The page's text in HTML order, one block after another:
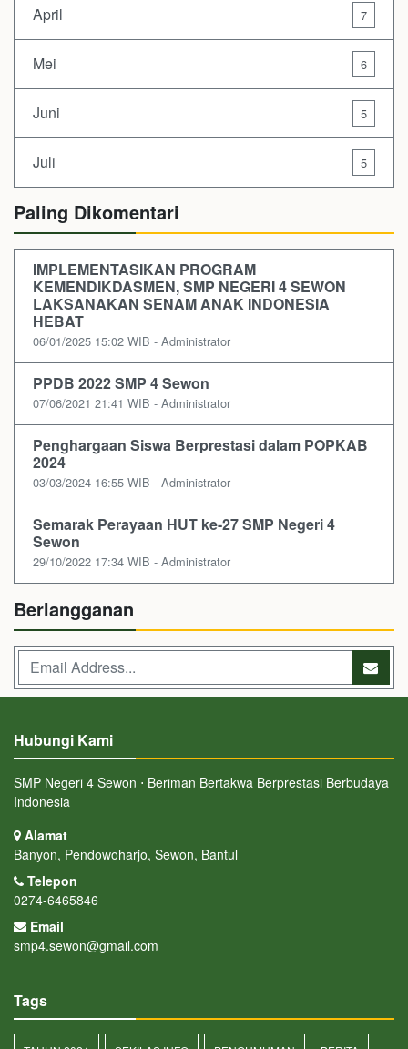
April 7
Mei 6
Juni 5
Juli 5
Paling Dikomentari
IMPLEMENTASIKAN PROGRAM
KEMENDIKDASMEN, SMP NEGERI 4 SEWON
LAKSANAKAN SENAM ANAK INDONESIA
HEBAT
06/01/2025 15:02 WIB - Administrator
PPDB 2022 SMP 4 Sewon
07/06/2021 21:41 WIB - Administrator
Penghargaan Siswa Berprestasi dalam POPKAB
2024
03/03/2024 16:55 WIB - Administrator
Semarak Perayaan HUT ke-27 SMP Negeri 4
Sewon
29/10/2022 17:34 WIB - Administrator
Berlangganan
Hubungi Kami
SMP Negeri 4 Sewon ⋅ Beriman Bertakwa Berprestasi Berbudaya
Indonesia
Alamat
Banyon, Pendowoharjo, Sewon, Bantul
Telepon
0274-6465846
Email
smp4.sewon@gmail.com
Tags